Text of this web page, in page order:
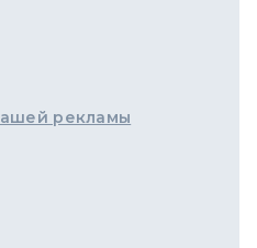
рекламы